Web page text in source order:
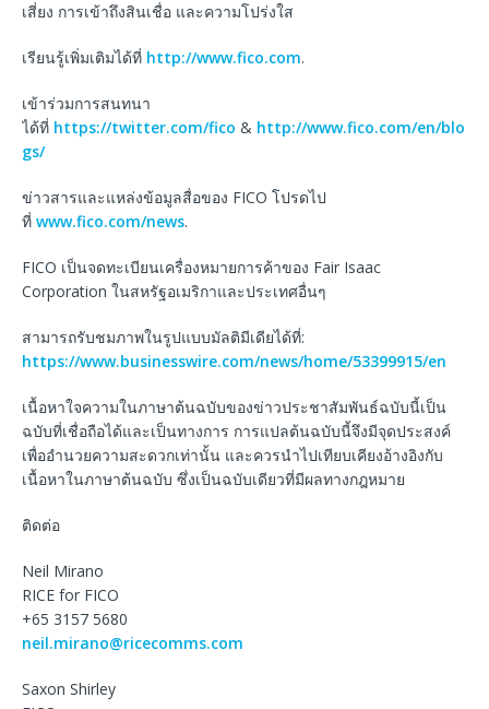
เสี่ยง การเข้าถึงสินเชื่อ และความโปร่งใส
เรียนรู้เพิ่มเติมได้ที่ http://www.fico.com.
เข้าร่วมการสนทนา
ได้ที่ https://twitter.com/fico & http://www.fico.com/en/blo
gs/
ข่าวสารและแหล่งข้อมูลสื่อของ FICO โปรดไป
ที่ www.fico.com/news.
FICO เป็นจดทะเบียนเครื่องหมายการค้าของ Fair Isaac
Corporation ในสหรัฐอเมริกาและประเทศอื่นๆ
สามารถรับชมภาพในรูปแบบมัลติมีเดียได้ที่:
https://www.businesswire.com/news/home/53399915/en
เนื้อหาใจความในภาษาต้นฉบับของข่าวประชาสัมพันธ์ฉบับนี้เป็น
ฉบับที่เชื่อถือได้และเป็นทางการ การแปลต้นฉบับนี้จึงมีจุดประสงค์
เพื่ออำนวยความสะดวกเท่านั้น และควรนำไปเทียบเคียงอ้างอิงกับ
เนื้อหาในภาษาต้นฉบับ ซึ่งเป็นฉบับเดียวที่มีผลทางกฎหมาย
ติดต่อ
Neil Mirano
RICE for FICO
+65 3157 5680
neil.mirano@ricecomms.com
Saxon Shirley